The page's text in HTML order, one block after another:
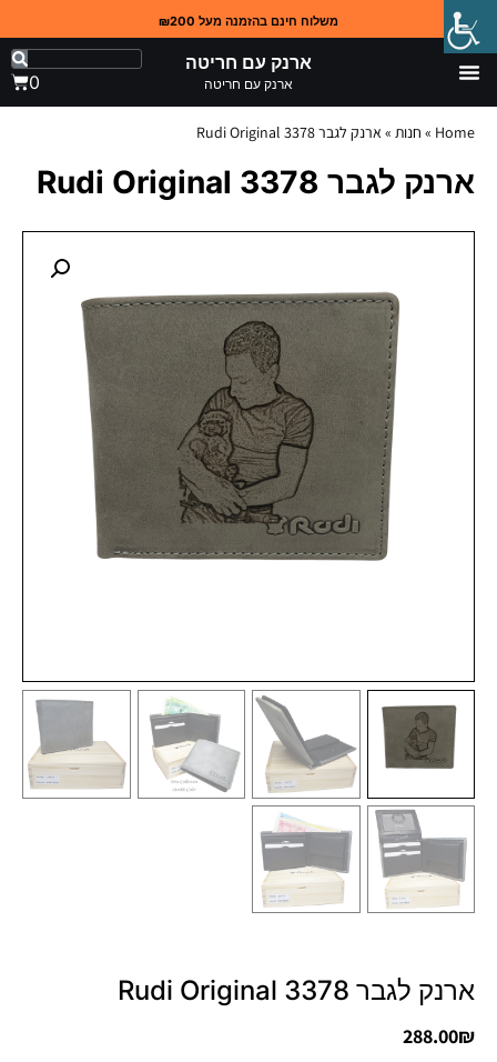
משלוח חינם בהזמנה מעל ₪200
ארנק עם חריטה
ארנק עם חריטה 0
Home
» חנות » ארנק לגבר 3378 Rudi Original
ארנק לגבר 3378 Rudi Original
ארנק לגבר 3378 Rudi Original
288.00₪